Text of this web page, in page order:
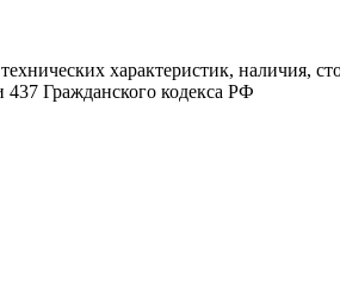
характеристик, наличия,
Гражданского кодекса РФ